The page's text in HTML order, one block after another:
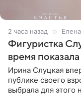
2 часа назад
Фигуристка
время
Ирина Слуцкая
публике своего
выбрала для